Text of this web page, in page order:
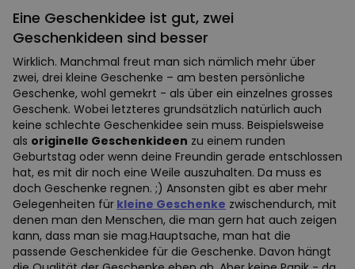
Eine Geschenkidee ist gut, zwei
Geschenkideen sind besser
Wirklich. Manchmal freut man sich nämlich mehr über
zwei, drei kleine Geschenke – am besten persönliche
Geschenke, wohl gemekrt - als über ein einzelnes grosses
Geschenk. Wobei letzteres grundsätzlich natürlich auch
keine schlechte Geschenkidee sein muss. Beispielsweise
als originelle Geschenkideen zu einem runden
Geburtstag oder wenn deine Freundin gerade entschlossen
hat, es mit dir noch eine Weile auszuhalten. Da muss es
doch Geschenke regnen. ;) Ansonsten gibt es aber mehr
Gelegenheiten für kleine Geschenke zwischendurch, mit
denen man den Menschen, die man gern hat auch zeigen
kann, dass man sie mag.Hauptsache, man hat die
passende Geschenkidee für die Geschenke. Davon hängt